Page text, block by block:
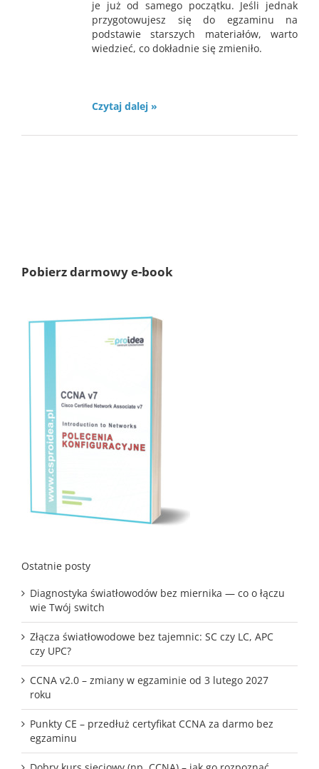
je już od samego początku. Jeśli jednak
przygotowujesz się do egzaminu na
podstawie starszych materiałów, warto
wiedzieć, co dokładnie się zmieniło.
Czytaj dalej »
Pobierz darmowy e-book
Ostatnie posty
Diagnostyka światłowodów bez miernika — co o łączu
wie Twój switch
Złącza światłowodowe bez tajemnic: SC czy LC, APC
czy UPC?
CCNA v2.0 – zmiany w egzaminie od 3 lutego 2027
roku
Punkty CE – przedłuż certyfikat CCNA za darmo bez
egzaminu